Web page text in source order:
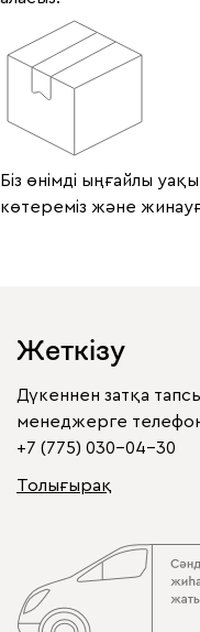
Біз өнімді ыңғайлы
көтереміз және
Жеткізу
Дүкеннен затқа
менеджерге
+7 (775) 030-04-30
Толығырақ